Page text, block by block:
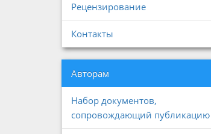
Рецензирование
Контакты
Авторам
Набор документов,
сопровождающий публикацию